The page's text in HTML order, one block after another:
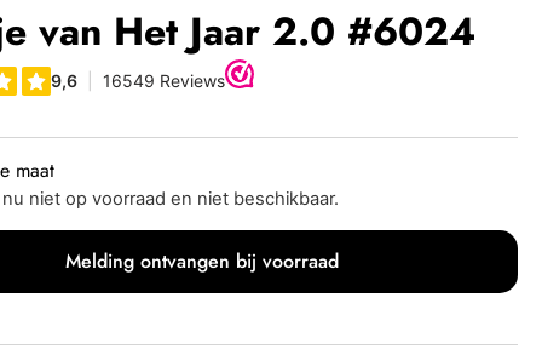
van Het Jaar 2.0 #6024
maat
niet op voorraad en niet beschikbaar.
Melding ontvangen bij voorraad